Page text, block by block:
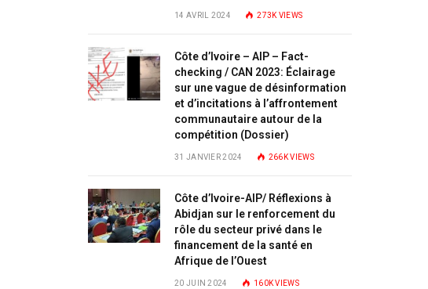
14 AVRIL 2024 273K VIEWS
Côte d’Ivoire – AIP – Fact-
checking / CAN 2023: Éclairage
sur une vague de désinformation
et d’incitations à l’affrontement
communautaire autour de la
compétition (Dossier)
31 JANVIER 2024 266KVIEWS
Côte d’Ivoire-AIP/ Réflexions à
Abidjan sur le renforcement du
rôle du secteur privé dans le
financement de la santé en
Afrique de l’Ouest
20 JUIN 2024 160KVIEWS